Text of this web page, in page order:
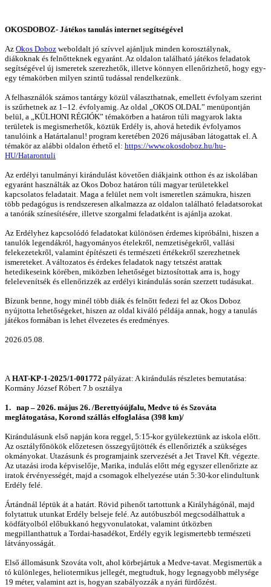
OKOSDOBOZ- Játékos tanulás internet segítségével
Az Okos Doboz weboldalt jó szívvel ajánljuk minden korosztálynak,
diákoknak és felnőtteknek egyaránt. Az oldalon található játékos feladatok
segítségével új ismeretek szerezhetők, illetve könnyen ellenőrizhető, hogy egy-
egy témakörben milyen szintű tudással rendelkezünk.
A felhasználók számos tantárgy közül választhatnak, emellett évfolyam szerint
is szűrhetnek az 1–12. évfolyamig. Az oldal „OKOS OLDAL” menüpontján
belül, a „KÜLHONI RÉGIÓK” témakörben a határon túli magyarok lakta
területek is megismerhetők, köztük Erdély is, ahová hetedik évfolyamos
tanulóink a Határtalanul! program keretében 2026 májusában látogattak el. A
témakör az alábbi oldalon érhető el: https://www.okosdoboz.hu/hu-
HU/Hatarontuli
Az erdélyi tanulmányi kirándulást követően diákjaink otthon és az iskolában
egyaránt használták az Okos Doboz határon túli magyar területekkel
kapcsolatos feladatait. Maga a felület nem volt ismeretlen számukra, hiszen
több pedagógus is rendszeresen alkalmazza az oldalon található feladatsorokat
a tanórák színesítésére, illetve szorgalmi feladatként is ajánlja azokat.
Az Erdélyhez kapcsolódó feladatokat különösen érdemes kipróbálni, hiszen a
tanulók legendákról, hagyományos ételekről, nemzetiségekről, vallási
felekezetekről, valamint építészeti és természeti értékekről szerezhetnek
ismereteket. A változatos és érdekes feladatok nagy tetszést arattak
hetedikeseink körében, miközben lehetőséget biztosítottak arra is, hogy
felelevenítsék és ellenőrizzék az erdélyi kirándulás során szerzett tudásukat.
Bízunk benne, hogy minél több diák és felnőtt fedezi fel az Okos Doboz
nyújtotta lehetőségeket, hiszen az oldal kiváló példája annak, hogy a tanulás
játékos formában is lehet élvezetes és eredményes.
2026.05.08.
A HAT-KP-1-2025/1-001772 pályázat: A kirándulás részletes bemutatása:
Kormány József Róbert 7.b osztálya
1. nap – 2026. május 26. /Berettyóújfalu, Medve tó és Szováta
meglátogatása, Korond szállás elfoglalása (398 km)/
Kirándulásunk első napján kora reggel, 5:15-kor gyülekeztünk az iskola előtt.
Az osztályfőnökök előzetesen összegyűjtötték és ellenőrizték a szükséges
okmányokat. Utazásunk és programjaink szervezését a Jet Travel Kft. végezte.
Az utazási iroda képviselője, Marika, indulás előtt még egyszer ellenőrizte az
iratok érvényességét, majd a csomagok elhelyezése után 5:30-kor elindultunk
Erdély felé.
Ártándnál léptük át a határt. Rövid pihenőt tartottunk a Királyhágónál, majd
folytattuk utunkat Erdély belseje felé. Az autóbuszból megcsodálhattuk a
ködfátyolból előbukkanó hegyvonulatokat, valamint útközben
megpillanthattuk a Tordai-hasadékot, Erdély egyik legismertebb természeti
látványosságát.
Első állomásunk Szováta volt, ahol körbejártuk a Medve-tavat. Megismertük a
tó különleges, heliotermikus jellegét, megtudtuk, hogy legnagyobb mélysége
19 méter, valamint azt is, hogyan szabályozzák a nyári fürdőzést.